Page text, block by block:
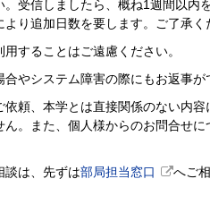
受信しましたら、概ね1週間以内
り追加日数を要します。ご了承く
することはご遠慮ください。
やシステム障害の際にもお返事
頼、本学とは直接関係のない内
。また、個人様からのお問合せ
談は、先ずは部局担当窓口 へご